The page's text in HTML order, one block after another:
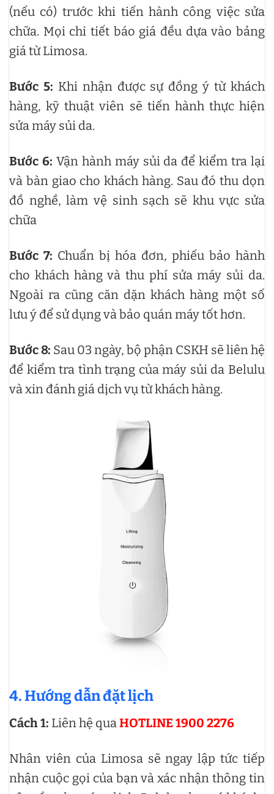
(nếu có) trước khi tiến hành công việc sửa
chữa. Mọi chi tiết báo giá đều dựa vào bảng
giá từ Limosa.
Bước 5: Khi nhận được sự đồng ý từ khách
hàng, kỹ thuật viên sẽ tiến hành thực hiện
sửa máy sủi da.
Bước 6: Vận hành máy sủi da để kiểm tra lại
và bàn giao cho khách hàng. Sau đó thu dọn
đồ nghề, làm vệ sinh sạch sẽ khu vực sửa
chữa
Bước 7: Chuẩn bị hóa đơn, phiếu bảo hành
cho khách hàng và thu phí sửa máy sủi da.
Ngoài ra cũng căn dặn khách hàng một số
lưu ý để sử dụng và bảo quán máy tốt hơn.
Bước 8: Sau 03 ngày, bộ phận CSKH sẽ liên hệ
để kiểm tra tình trạng của máy sủi da Belulu
và xin đánh giá dịch vụ từ khách hàng.
4. Hướng dẫn đặt lịch
Cách 1: Liên hệ quaHOTLINE 1900 2276
Nhân viên của Limosa sẽ ngay lập tức tiếp
nhận cuộc gọi của bạn và xác nhận thông tin